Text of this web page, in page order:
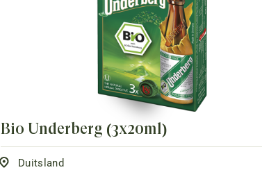
Bio Underberg (3x20ml)
Duitsland